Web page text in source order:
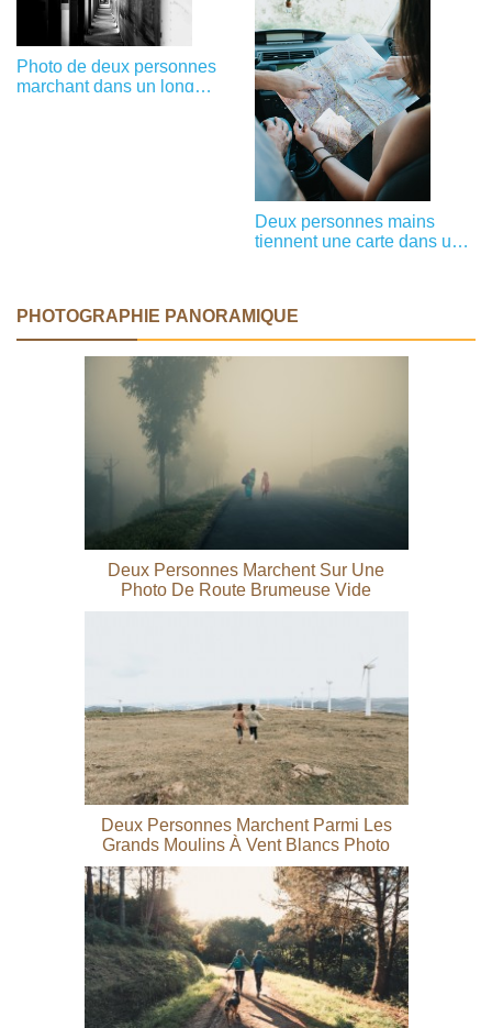
Photo de deux personnes
marchant dans un long
Deux personnes mains
tiennent une carte dans une
PHOTOGRAPHIE PANORAMIQUE
Deux Personnes Marchent Sur Une
Photo De Route Brumeuse Vide
Deux Personnes Marchent Parmi Les
Grands Moulins À Vent Blancs Photo